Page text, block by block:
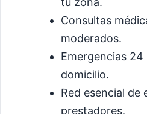
Consultas
moderados.
Emergencias
domicilio.
Red esencial de
prestadores.